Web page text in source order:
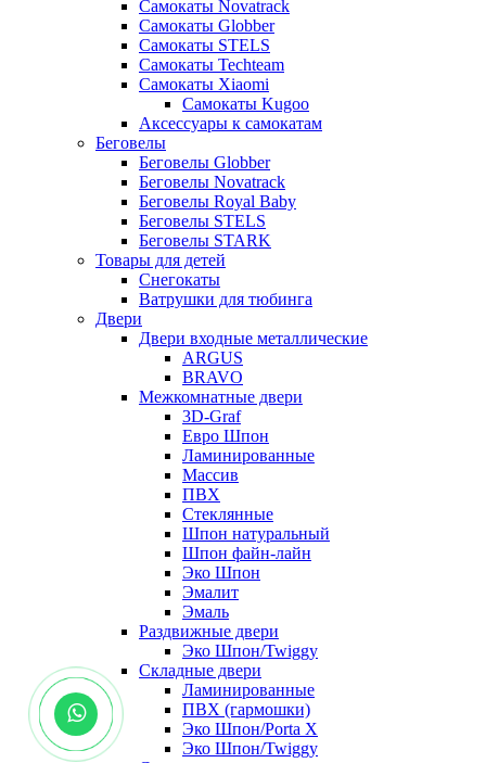
Самокаты Novatrack
Самокаты Globber
Самокаты STELS
Самокаты Techteam
Самокаты Xiaomi
Самокаты Kugoo
Аксессуары к самокатам
Беговелы
Беговелы Globber
Беговелы Novatrack
Беговелы Royal Baby
Беговелы STELS
Беговелы STARK
Товары для детей
Снегокаты
Ватрушки для тюбинга
Двери
Двери входные металлические
ARGUS
BRAVO
Межкомнатные двери
3D-Graf
Евро Шпон
Ламинированные
Массив
ПВХ
Стеклянные
Шпон натуральный
Шпон файн-лайн
Эко Шпон
Эмалит
Эмаль
Раздвижные двери
Эко Шпон/Twiggy
Складные двери
Ламинированные
ПВХ (гармошки)
Эко Шпон/Porta X
Эко Шпон/Twiggy